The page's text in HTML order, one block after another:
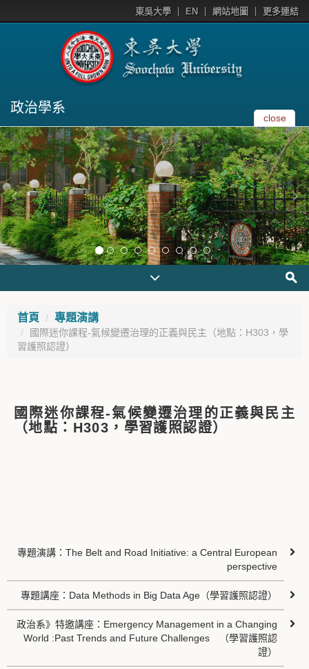
東吳大學 EN 網站地圖 更多連結
政治學系
close
首頁 專題演講
國際迷你課程-氣候變遷治理的正義與民主（地點：H303，學
習護照認證）
國際迷你課程-氣候變遷治理的正義與民主
（地點：H303，學習護照認證）
專題演講：The Belt and Road Initiative: a Central European
perspective
專題講座：Data Methods in Big Data Age（學習護照認證）
政治系》特邀講座：Emergency Management in a Changing
World :Past Trends and Future Challenges （學習護照認
證）